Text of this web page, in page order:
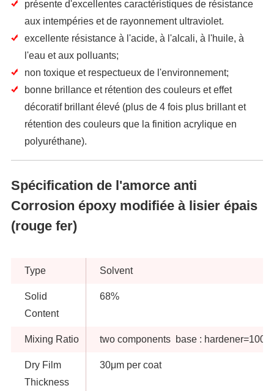
présente d'excellentes caractéristiques de résistance
aux intempéries et de rayonnement ultraviolet.
excellente résistance à l'acide, à l'alcali, à l'huile, à
l'eau et aux polluants;
non toxique et respectueux de l'environnement;
bonne brillance et rétention des couleurs et effet
décoratif brillant élevé (plus de 4 fois plus brillant et
rétention des couleurs que la finition acrylique en
polyuréthane).
Spécification de l'amorce anti
Corrosion époxy modifiée à lisier épais
(rouge fer)
Type Solvent
Solid
Content
68%
Mixing Ratio two components base :
Dry Film
Thickness
30μm per coat